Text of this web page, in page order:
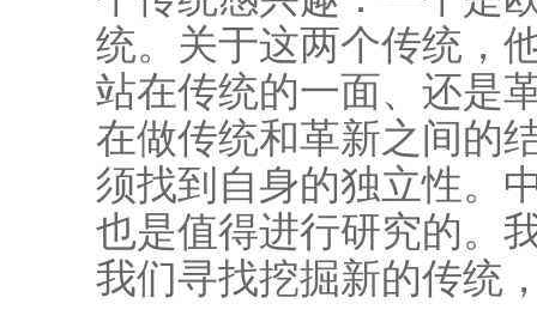
统。关于这两个传统，
站在传统的一面、还是
在做传统和革新之间的
须找到自身的独立性。
也是值得进行研究的。
我们寻找挖掘新的传统